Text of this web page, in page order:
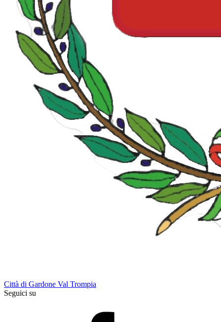
Città di Gardone Val Trompia
Seguici su